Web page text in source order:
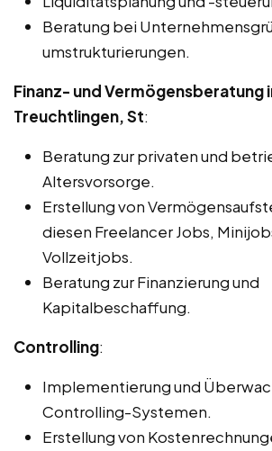
Beratung bei
umstrukturierungen.
Finanz- und Vermögensberatung
Treuchtlingen, St:
Beratung zur privaten und
Altersvorsorge.
Erstellung von
diesen Freelancer Jobs,
Vollzeitjobs.
Beratung zur Finanzierung und
Kapitalbeschaffung.
Controlling:
Implementierung und
Controlling-Systemen.
Erstellung von